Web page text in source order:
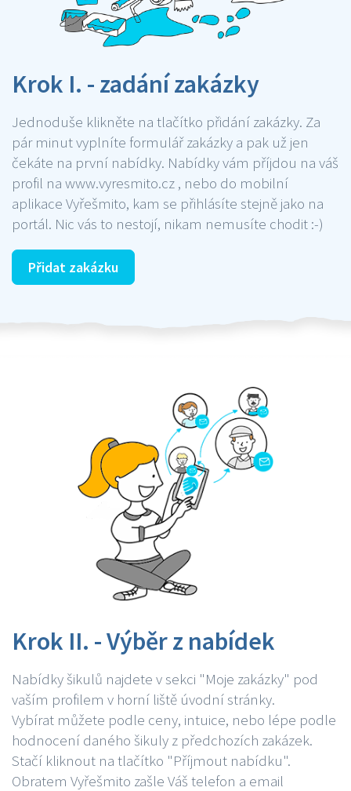
Krok I. - zadání zakázky
Jednoduše klikněte na tlačítko přidání zakázky. Za
pár minut vyplníte formulář zakázky a pak už jen
čekáte na první nabídky. Nabídky vám příjdou na váš
profil na www.vyresmito.cz , nebo do mobilní
aplikace Vyřešmito, kam se přihlásíte stejně jako na
portál. Nic vás to nestojí, nikam nemusíte chodit :-)
Přidat zakázku
Krok II. - Výběr z nabídek
Nabídky šikulů najdete v sekci "Moje zakázky" pod
vaším profilem v horní liště úvodní stránky.
Vybírat můžete podle ceny, intuice, nebo lépe podle
hodnocení daného šikuly z předchozích zakázek.
Stačí kliknout na tlačítko "Příjmout nabídku".
Obratem Vyřešmito zašle Váš telefon a email